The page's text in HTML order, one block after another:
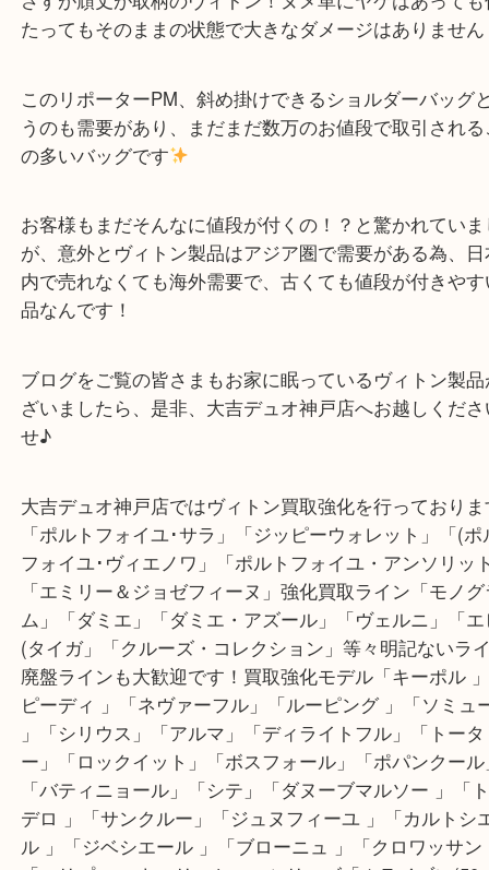
神戸市・兵庫区・中央区・長田区・須磨区・湊川エ
す。土日祝日休まず営業中。出張買取,宅配買取大
ポーターPMのお買取です。
90年代に購入され、最初は愛用されていたらしいの
最近では軽いバッグが使いやすいとの事で、全く使
なかなか機会がなく、今回ご友人の付き添いの際に
とご来店頂きました！
さすが頑丈が取柄のヴィトン！ヌメ革にヤケはあっ
たってもそのままの状態で大きなダメージはありま
このリポーターPM、斜め掛けできるショルダーバ
うのも需要があり、まだまだ数万のお値段で取引さ
の多いバッグです
お客様もまだそんなに値段が付くの！？と驚かれて
が、意外とヴィトン製品はアジア圏で需要がある為
内で売れなくても海外需要で、古くても値段が付き
品なんです！